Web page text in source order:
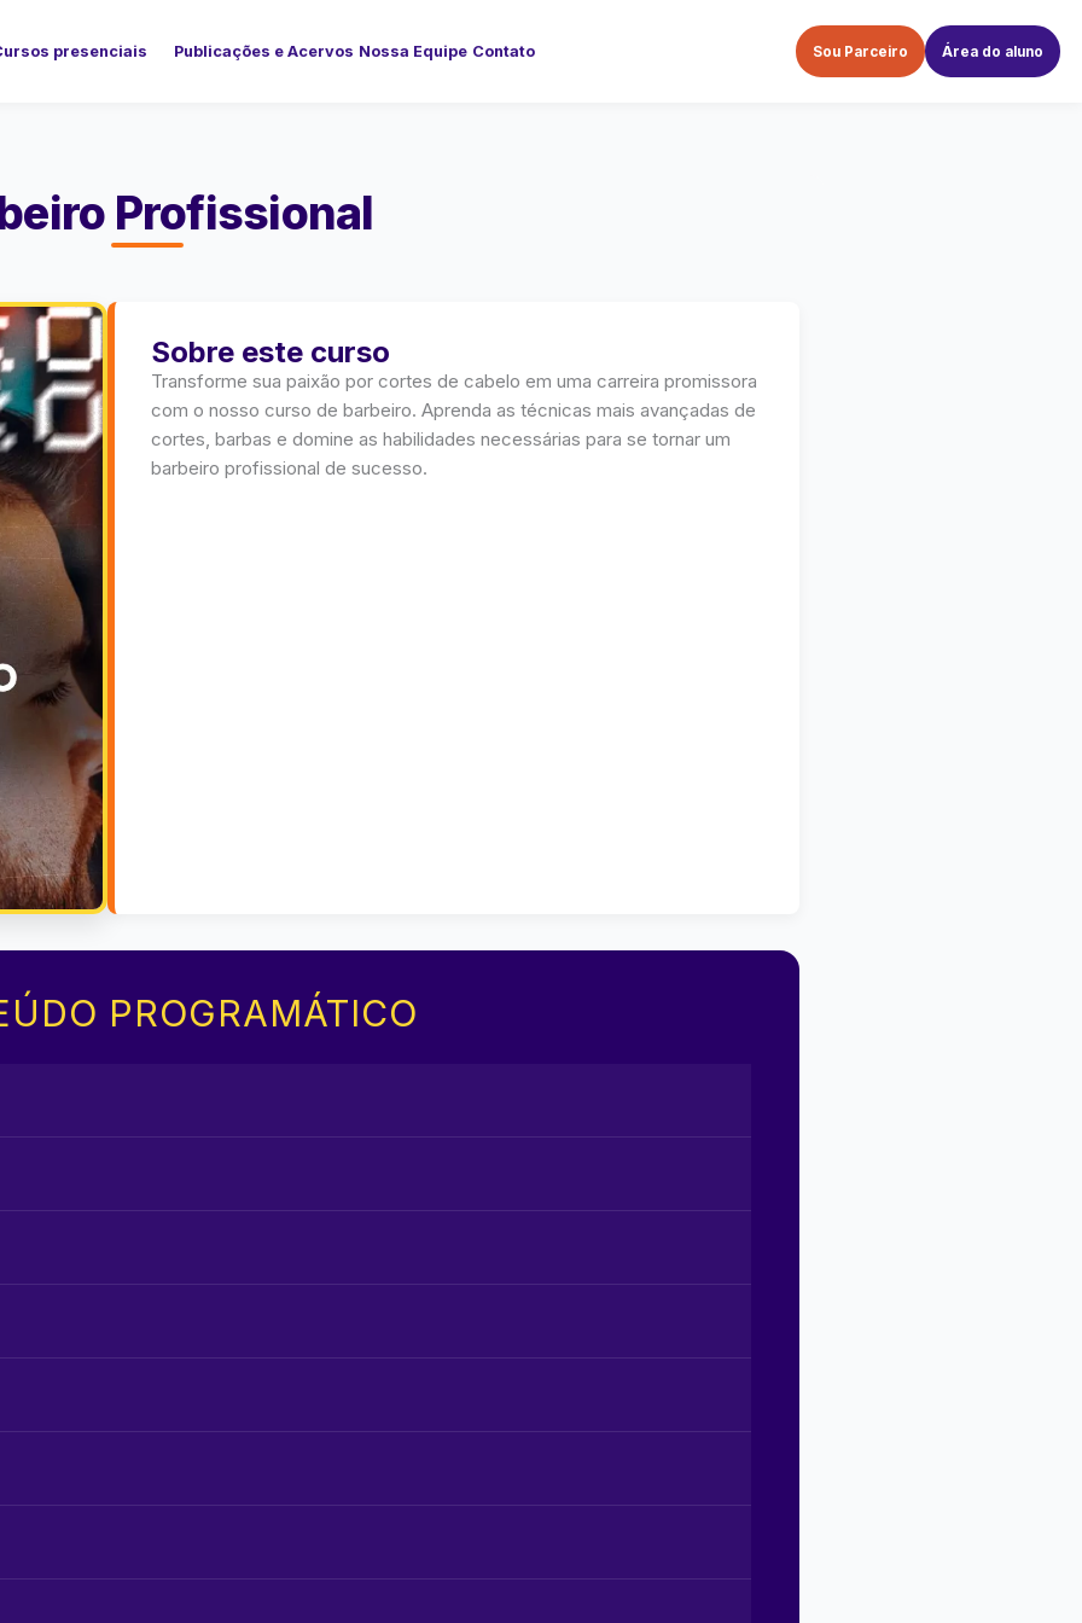
presenciais Publicações e Acervos Nossa Equipe Contato Sou Parceiro Área do aluno
Profissional
Sobre este curso
Transforme sua paixão por cortes de cabelo em uma carreira promissora
com o nosso curso de barbeiro. Aprenda as técnicas mais avançadas de
cortes, barbas e domine as habilidades necessárias para se tornar um
barbeiro profissional de sucesso.
PROGRAMÁTICO